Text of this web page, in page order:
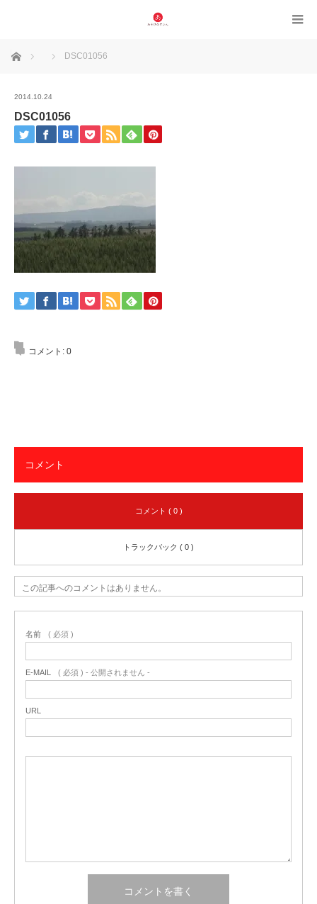
ホーム DSC01056
2014.10.24
DSC01056
コメント: 0
コメント
コメント ( 0 )
トラックバック ( 0 )
この記事へのコメントはありません。
名前 ( 必須 )
E-MAIL ( 必須 ) - 公開されません -
URL